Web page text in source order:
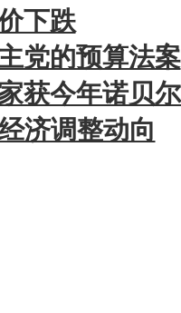
下跌
党的预算法案
获今年诺贝
济调整动向